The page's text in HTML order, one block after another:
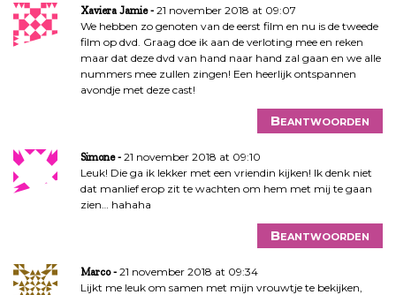
Xaviera Jamie
21 november 2018 at 09:07
We hebben zo genoten van de eerst film en nu is de tweede
film op dvd. Graag doe ik aan de verloting mee en reken
maar dat deze dvd van hand naar hand zal gaan en we alle
nummers mee zullen zingen! Een heerlijk ontspannen
avondje met deze cast!
Beantwoorden
Simone
21 november 2018 at 09:10
Leuk! Die ga ik lekker met een vriendin kijken! Ik denk niet
dat manlief erop zit te wachten om hem met mij te gaan
zien… hahaha
Beantwoorden
Marco
21 november 2018 at 09:34
Lijkt me leuk om samen met mijn vrouwtje te bekijken,